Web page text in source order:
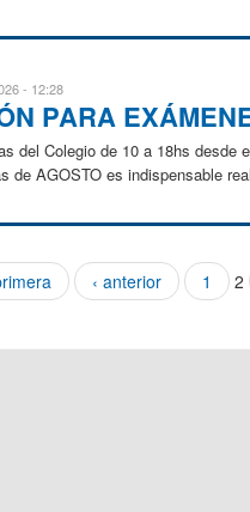
- 12:28
PARA
del Colegio de 10 a 18hs
de AGOSTO es indispensable
‹ anterior 1 2